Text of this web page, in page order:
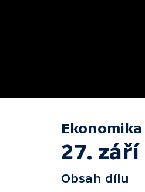
27. září
Obsah dílu